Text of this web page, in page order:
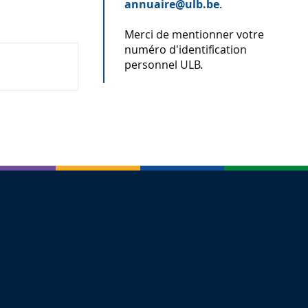
annuaire@ulb.be.
Merci de mentionner votre
numéro d'identification
personnel ULB.